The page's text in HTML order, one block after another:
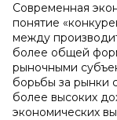
Современная
понятие
между
более общей
рыночными
борьбы за рынки
более высоких
экономических